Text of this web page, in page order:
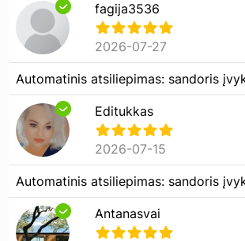
fagija3536
2026-07-27
Automatinis atsiliepimas: sandoris
Editukkas
2026-07-15
Automatinis atsiliepimas: sandoris
Antanasvai